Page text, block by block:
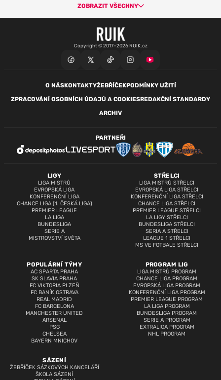
ZOBRAZIT VŠECHNY
Copyright © 2017–2026 RUIK.cz
O NÁSKONTAKTYŽEBŘÍČEKPODMÍNKY UŽITÍ
ZPRACOVÁNÍ OSOBNÍCH ÚDAJŮ A COOKIESREDAKČNÍ STANDARDY
ARCHIV
LIGY
LIGA MISTRŮ
EVROPSKÁ LIGA
KONFERENČNÍ LIGA
CHANCE LIGA (1. ČESKÁ LIGA)
PREMIER LEAGUE
LA LIGA
BUNDESLIGA
SERIE A
MISTROVSTVÍ SVĚTA
STŘELCI
LIGA MISTRŮ STŘELCI
EVROPSKÁ LIGA STŘELCI
KONFERENČNÍ LIGA STŘELCI
CHANCE LIGA STŘELCI
PREMIER LEAGUE STŘELCI
LA LIGY STŘELCI
BUNDESLIGA STŘELCI
SERIA A STŘELCI
LEAGUE 1 STŘELCI
MS VE FOTBALE STŘELCI
POPULÁRNÍ TÝMY
AC SPARTA PRAHA
SK SLAVIA PRAHA
FC VIKTORIA PLZEŇ
FC BANÍK OSTRAVA
REAL MADRID
FC BARCELONA
MANCHESTER UNITED
ARSENAL
PSG
CHELSEA
BAYERN MNICHOV
PROGRAM LIG
LIGA MISTRŮ PROGRAM
CHANCE LIGA PROGRAM
EVROPSKÁ LIGA PROGRAM
KONFERENČNÍ LIGA PROGRAM
PREMIER LEAGUE PROGRAM
LA LIGA PROGRAM
BUNDESLIGA PROGRAM
SERIE A PROGRAM
EXTRALIGA PROGRAM
NHL PROGRAM
SÁZENÍ
ŽEBŘÍČEK SÁZKOVÝCH KANCELÁŘÍ
ŠKOLA SÁZENÍ
PARTNEŘI